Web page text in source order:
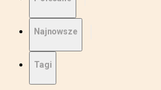
Najnowsze
Tagi